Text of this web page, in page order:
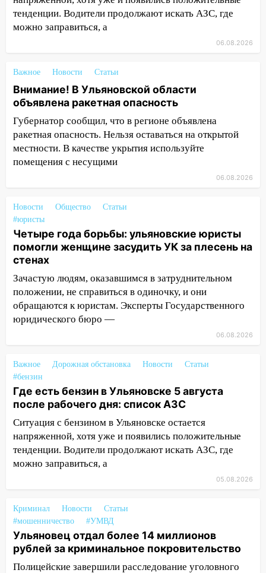
13:36 В Инзе произошел крупный пожар
13:00
В суде защитили репутацию
животными
12:28 Миллион на «льготниках»: в
Ульяновской области перевозчик
провернул хитрую схему с чужими
проездными
12:10 Ульяновский алиментщик накопил
120 тысяч долга
области
11:30 Кабмин РФ разрешил до 1 июля
2027 года импорт, выпуск и обращение
бензина Евро 2, Евро 3, Евро 4
11:12 Соцсети: на Рябикова автомобиль
врезался в забор
10:27 Где есть бензин в Ульяновске
днем 6 августа: список АЗС
объявлена ракетная опасность
10:00
В Старомайнском районе утонул
51-летний мужчина
09:50 В Ульяновске черный коршун
застрял в тепловозе
09:44 Ульяновские спасатели помогли
юному велосипедисту на улице
08:21
В Заволжском районе украли два
велосипеда
07:18 В Ульяновск идет
тридцатиградусная жара: какая будет
погода в четверг
тенденции. Водители продолжают искать АЗС, где
можно заправиться, а
06.08.2026
Важное Новости Статьи
Внимание! В Ульяновской области
объявлена ракетная опасность
Губернатор сообщил, что в регионе объявлена
ракетная опасность. Нельзя оставаться на открытой
местности. В качестве укрытия используйте
помещения с несущими
06.08.2026
Новости Общество
Статьи
#юристы
Четыре года борьбы: ульяновские юристы
помогли женщине засудить УК за плесень на
стенах
Зачастую людям, оказавшимся в затруднительном
положении, не справиться в одиночку, и они
обращаются к юристам. Эксперты Государственного
юридического бюро —
06.08.2026
Важное Дорожная обстановка Новости
Статьи
#бензин
Где есть бензин в Ульяновске 5 августа
после рабочего дня: список АЗС
Ситуация с бензином в Ульяновске остается
напряженной, хотя уже и появились положительные
тенденции. Водители продолжают искать АЗС, где
можно заправиться, а
05.08.2026
Криминал Новости
Статьи
#мошенничество
#УМВД
Ульяновец отдал более 14 миллионов
рублей за криминальное покровительство
Полицейские завершили расследование уголовного